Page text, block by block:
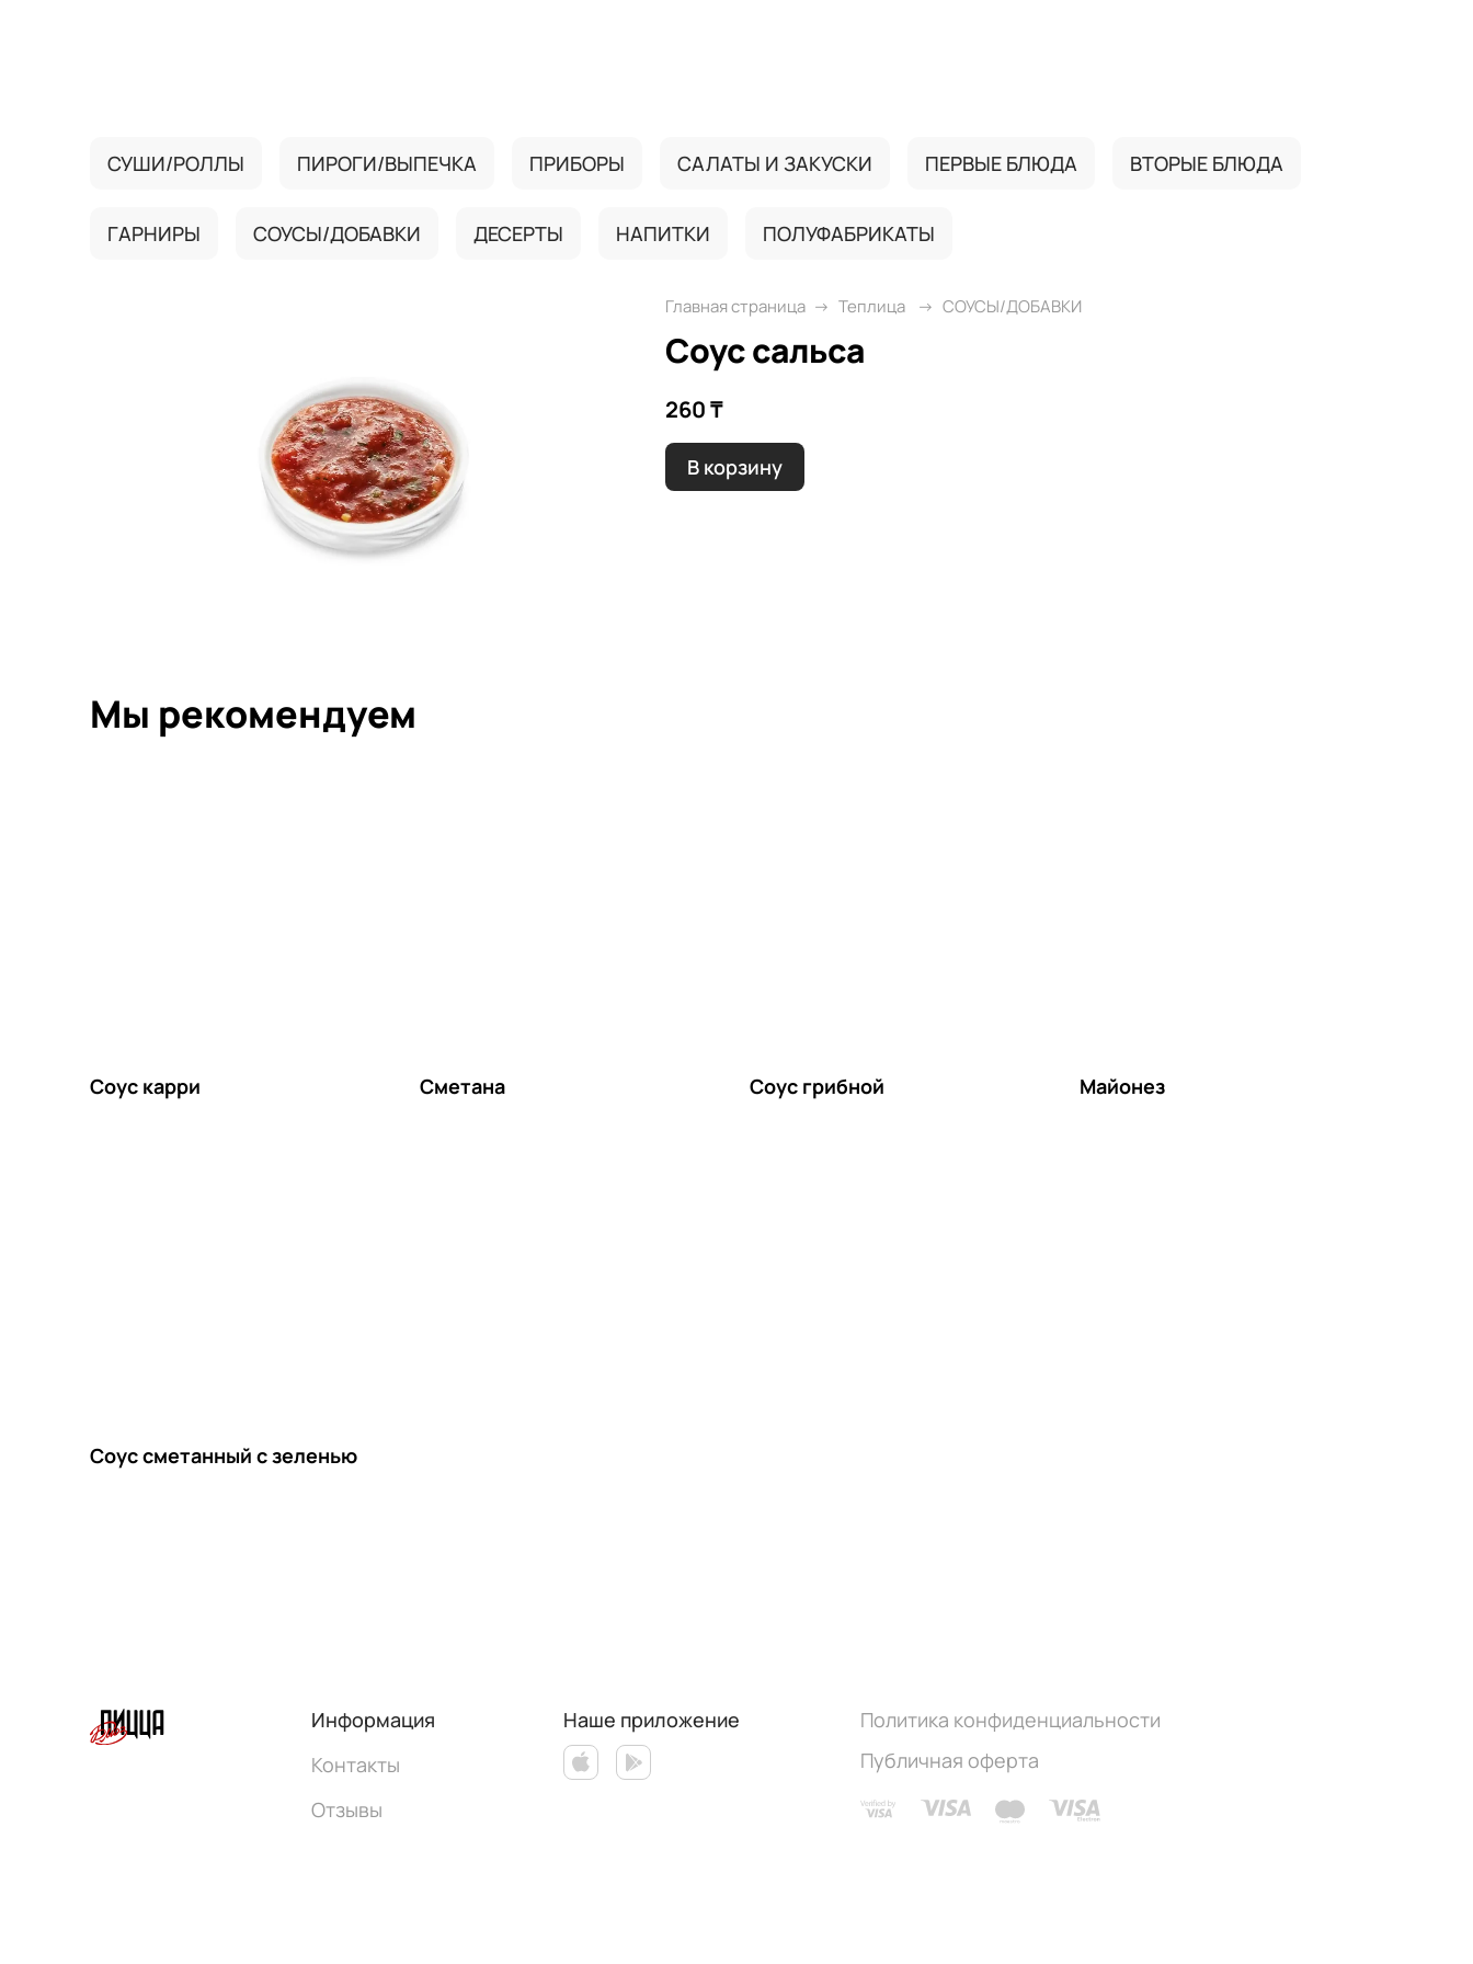
СУШИ/РОЛЛЫ ПИРОГИ/ВЫПЕЧКА ПРИБОРЫ САЛАТЫ И ЗАКУСКИ ПЕРВЫЕ БЛЮДА ВТОРЫЕ БЛЮДА
ГАРНИРЫ СОУСЫ/ДОБАВКИ ДЕСЕРТЫ НАПИТКИ ПОЛУФАБРИКАТЫ
Главная страница Теплица СОУСЫ/ДОБАВКИ
Соус сальса
260 ₸
В корзину
Мы рекомендуем
Соус карри Сметана Соус грибной Майонез
Соус сметанный с зеленью
Информация
Контакты
Отзывы
Наше приложение
Политика конфиденциальности
Публичная оферта